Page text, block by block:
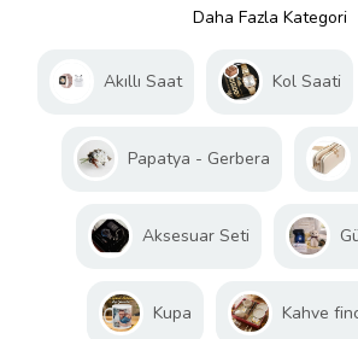
Daha Fazla Kategori
Akıllı Saat Kol Saati
Papatya - Gerbera
Aksesuar Seti
Kupa Kahve